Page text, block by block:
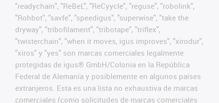
"readychain", "ReBeL", "ReCyycle", "reguse", "robolink",
"Rohbot", "savfe", "speedigus", "superwise", "take the
dryway", "tribofilament", "tribotape", "triflex",
"twisterchain", "when it moves, igus improves", "xirodur",
"xiros" y "yes" son marcas comerciales legalmente
protegidas de igus® GmbH/Colonia en la República
Federal de Alemania y posiblemente en algunos países
extranjeros. Esta es una lista no exhaustiva de marcas
comerciales (como solicitudes de marcas comerciales